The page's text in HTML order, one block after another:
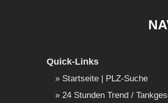
Quick-Links
Startseite | PLZ-Suche
24 Stunden Trend /